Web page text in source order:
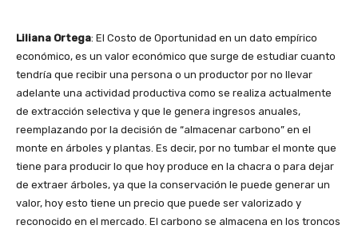
Liliana Ortega: El Costo de Oportunidad en un dato empírico
económico, es un valor económico que surge de estudiar cuanto
tendría que recibir una persona o un productor por no llevar
adelante una actividad productiva como se realiza actualmente
de extracción selectiva y que le genera ingresos anuales,
reemplazando por la decisión de “almacenar carbono” en el
monte en árboles y plantas. Es decir, por no tumbar el monte que
tiene para producir lo que hoy produce en la chacra o para dejar
de extraer árboles, ya que la conservación le puede generar un
valor, hoy esto tiene un precio que puede ser valorizado y
reconocido en el mercado. El carbono se almacena en los troncos